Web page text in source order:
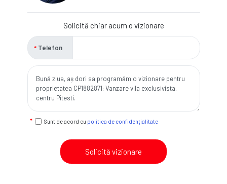
Solicită chiar acum o vizionare
Telefon
Sunt de acord cu politica de confidențialitate
Solicită vizionare